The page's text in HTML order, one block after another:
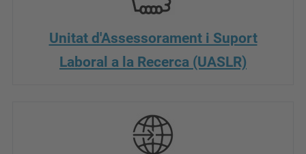
Unitat d'Assessorament i Suport
Laboral a la Recerca (UASLR)